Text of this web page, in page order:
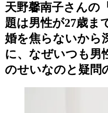
天野馨南子さんの
題は男性が27歳ま
婚を焦らないから
に、なぜいつも男
のせいなのと疑問